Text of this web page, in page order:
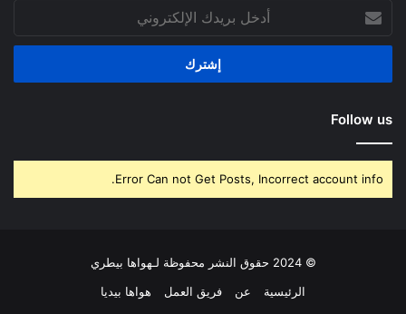
بريدك
الإلكتروني
Follow us
Error Can not Get Posts, Incorrect account info.
© 2024 حقوق النشر محفوظة لـهواها بيطري
الرئيسية
عن فريق العمل هواها بيديا